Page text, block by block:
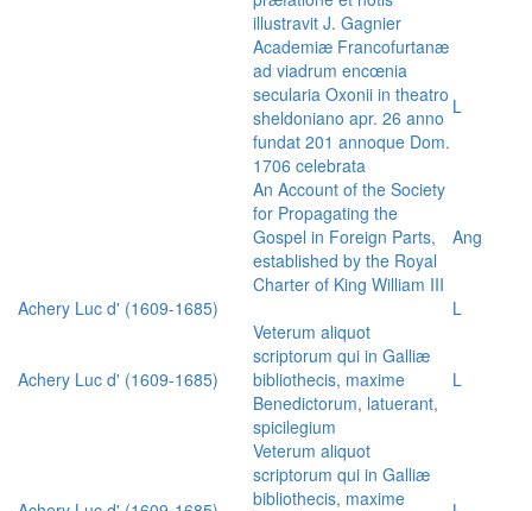
illustravit J. Gagnier
Academiæ Francofurtanæ
ad viadrum encœnia
secularia Oxonii in theatro
sheldoniano apr. 26 anno
fundat 201 annoque Dom.
1706 celebrata
L
An Account of the Society
for Propagating the
Gospel in Foreign Parts,
established by the Royal
Charter of King William III
Ang
Achery Luc d' (1609-1685) L
Achery Luc d' (1609-1685)
Veterum aliquot
scriptorum qui in Galliæ
bibliothecis, maxime
Benedictorum, latuerant,
spicilegium
L
Veterum aliquot
scriptorum qui in Galliæ
bibliothecis, maxime